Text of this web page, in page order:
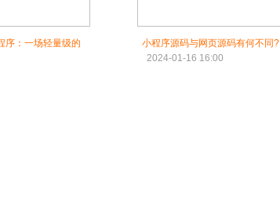
序：一场轻量级的
小程序源码与网页源码有何不同?
2024-01-16 16:00